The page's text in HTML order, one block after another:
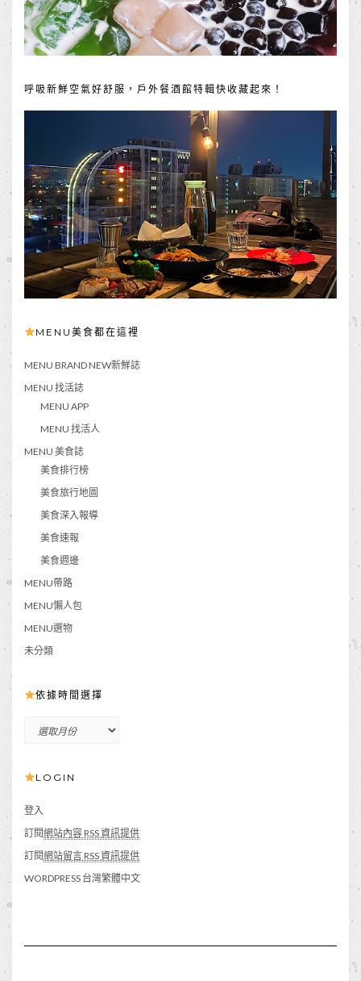
呼吸新鮮空氣好舒服，戶外餐酒館特輯快收藏起來！
MENU美食都在這裡
MENU BRAND NEW新鮮誌
MENU 找活誌
MENU APP
MENU 找活人
MENU 美食誌
美食排行榜
美食旅行地圖
美食深入報導
美食速報
美食週邊
MENU帶路
MENU懶人包
MENU選物
未分類
依據時間選擇
間
擇
LOGIN
登入
訂閱網站內容 RSS 資訊提供
訂閱網站留言 RSS 資訊提供
WORDPRESS 台灣繁體中文